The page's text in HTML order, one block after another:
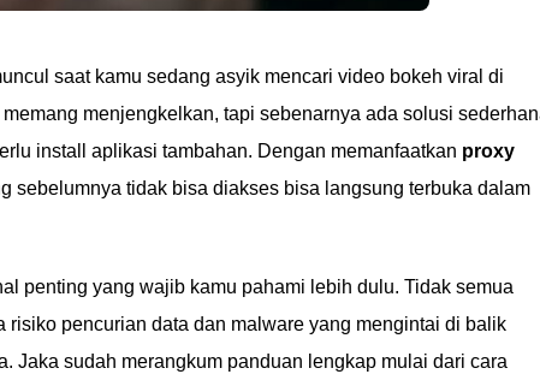
saat kamu sedang asyik mencari video bokeh viral di
menjengkelkan, tapi sebenarnya ada solusi
install aplikasi tambahan. Dengan memanfaatkan proxy
sebelumnya tidak bisa diakses bisa langsung terbuka dalam
penting yang wajib kamu pahami lebih dulu. Tidak semua
risiko pencurian data dan malware yang mengintai di balik
Jaka sudah merangkum panduan lengkap mulai dari cara